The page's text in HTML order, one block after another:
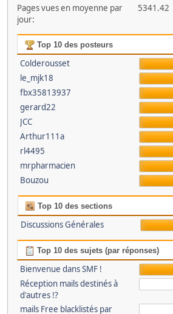
Pages vues en moyenne par
jour:
5341.42
Top 10 des posteurs
Colderousset
le_mjk18
fbx35813937
gerard22
JCC
Arthur111a
rl4495
mrpharmacien
Bouzou
Top 10 des sections
Discussions Générales
Top 10 des sujets (par réponses)
Bienvenue dans SMF !
Réception mails destinés à
d'autres !?
mails Free blacklistés par